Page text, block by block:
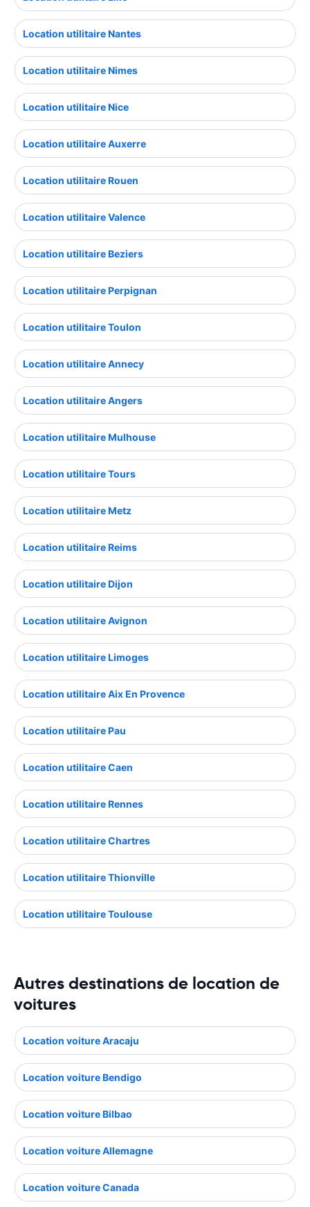
Location utilitaire Nantes
Location utilitaire Nimes
Location utilitaire Nice
Location utilitaire Auxerre
Location utilitaire Rouen
Location utilitaire Valence
Location utilitaire Beziers
Location utilitaire Perpignan
Location utilitaire Toulon
Location utilitaire Annecy
Location utilitaire Angers
Location utilitaire Mulhouse
Location utilitaire Tours
Location utilitaire Metz
Location utilitaire Reims
Location utilitaire Dijon
Location utilitaire Avignon
Location utilitaire Limoges
Location utilitaire Aix En Provence
Location utilitaire Pau
Location utilitaire Caen
Location utilitaire Rennes
Location utilitaire Chartres
Location utilitaire Thionville
Location utilitaire Toulouse
Autres destinations de location de
voitures
Location voiture Aracaju
Location voiture Bendigo
Location voiture Bilbao
Location voiture Allemagne
Location voiture Canada